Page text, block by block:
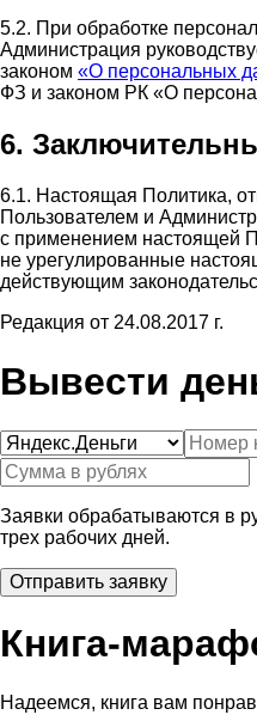
5.2. При обработке
Администрация
законом «О персональных
ФЗ и законом РК «О
6.
6.1. Настоящая Политика,
Пользователем и
с применением настоящей
не урегулированные
действующим
Редакция от 24.08.2017 г.
Вывести
Заявки обрабатываются в
трех рабочих дней.
Книга-
Надеемся, книга вам